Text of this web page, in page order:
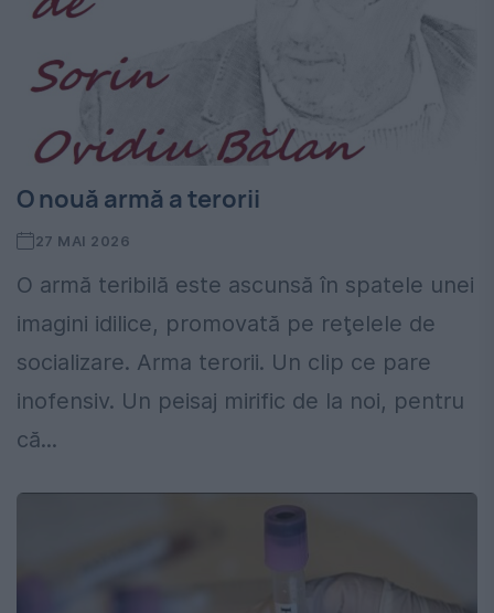
O nouă armă a terorii
27 MAI 2026
O armă teribilă este ascunsă în spatele unei
imagini idilice, promovată pe reţelele de
socializare. Arma terorii. Un clip ce pare
inofensiv. Un peisaj mirific de la noi, pentru
că...